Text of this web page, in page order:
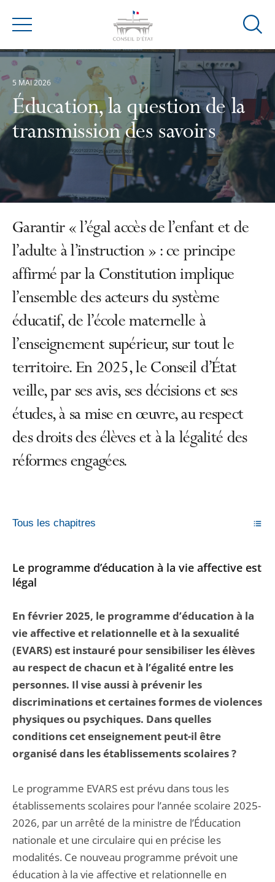
Menu
Ouvrir
de
Éducation, la question de la
transmission des savoirs
5 MAI 2026
Garantir « l’égal accès de l’enfant et de
l’adulte à l’instruction » : ce principe
affirmé par la Constitution implique
l’ensemble des acteurs du système
éducatif, de l’école maternelle à
l’enseignement supérieur, sur tout le
territoire. En 2025, le Conseil d’État
veille, par ses avis, ses décisions et ses
études, à sa mise en œuvre, au respect
des droits des élèves et à la légalité des
réformes engagées.
Tous les chapitres
Le programme d’éducation à la vie affective est
légal
En février 2025, le programme d’éducation à la
vie affective et relationnelle et à la sexualité
(EVARS) est instauré pour sensibiliser les élèves
au respect de chacun et à l’égalité entre les
personnes. Il vise aussi à prévenir les
discriminations et certaines formes de violences
physiques ou psychiques. Dans quelles
conditions cet enseignement peut-il être
organisé dans les établissements scolaires ?
Le programme EVARS est prévu dans tous les
établissements scolaires pour l’année scolaire 2025-
2026, par un arrêté de la ministre de l’Éducation
nationale et une circulaire qui en précise les
modalités. Ce nouveau programme prévoit une
éducation à la vie affective et relationnelle en